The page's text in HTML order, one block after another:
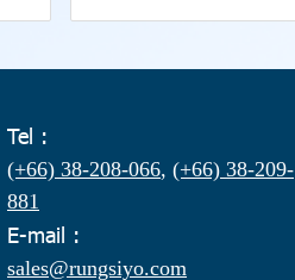
Tel :
(+66) 38-208-066, (+66) 38-209-
881
E-mail :
sales@rungsiyo.com